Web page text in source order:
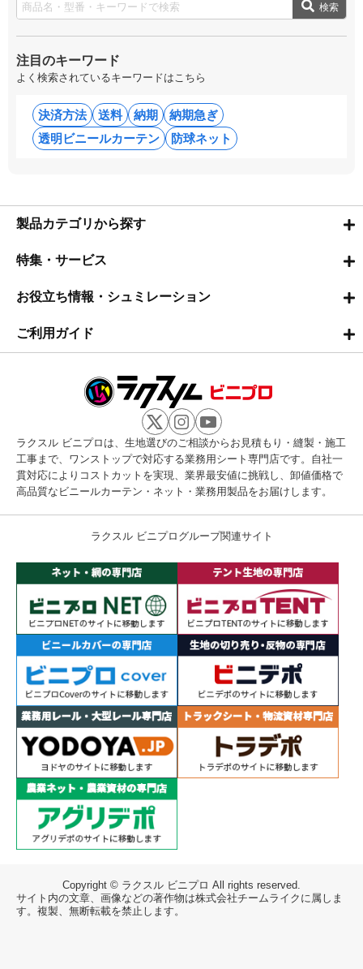
検索
注目のキーワード
よく検索されているキーワードはこちら
決済方法 送料 納期
納期急ぎ
透明ビニールカーテン
防球ネット
製品カテゴリから探す
特集・サービス
お役立ち情報・シュミレーション
ご利用ガイド
ラクスル ビニプロは、生地選びのご相談からお見積もり・縫製・施工
工事まで、ワンストップで対応する業務用シート専門店です。自社一
貫対応によりコストカットを実現、業界最安値に挑戦し、卸値価格で
高品質なビニールカーテン・ネット・業務用製品をお届けします。
ラクスル ビニプログループ関連サイト
Copyright © ラクスル ビニプロ All rights reserved.
サイト内の文章、画像などの著作物は株式会社チームライクに属しま
す。複製、無断転載を禁止します。